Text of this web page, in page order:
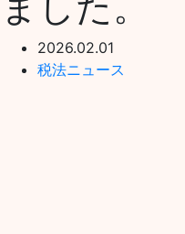
2026.02.01
税法ニュース